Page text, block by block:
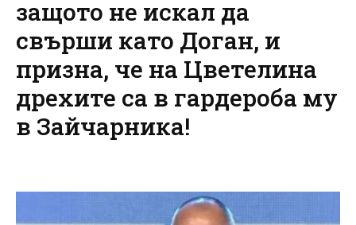
защото не искал да
свърши като Доган, и
призна, че на Цветелина
дрехите са в гардероба му
в Зайчарника!